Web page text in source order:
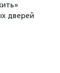
дверей